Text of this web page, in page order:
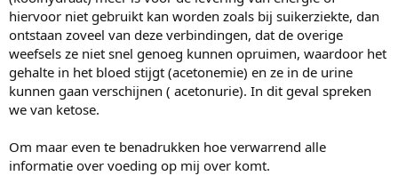
hiervoor niet gebruikt kan worden zoals bij suikerziekte, dan
ontstaan zoveel van deze verbindingen, dat de overige
weefsels ze niet snel genoeg kunnen opruimen, waardoor het
gehalte in het bloed stijgt (acetonemie) en ze in de urine
kunnen gaan verschijnen ( acetonurie). In dit geval spreken
we van ketose.
Om maar even te benadrukken hoe verwarrend alle
informatie over voeding op mij over komt.